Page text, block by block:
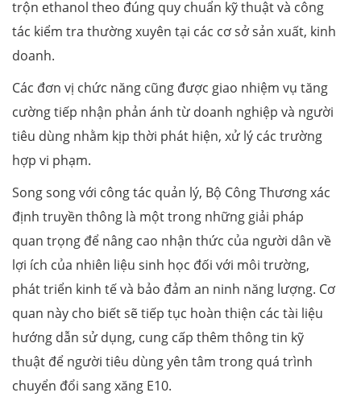
trộn ethanol theo đúng quy chuẩn kỹ thuật và công
tác kiểm tra thường xuyên tại các cơ sở sản xuất, kinh
doanh.
Các đơn vị chức năng cũng được giao nhiệm vụ tăng
cường tiếp nhận phản ánh từ doanh nghiệp và người
tiêu dùng nhằm kịp thời phát hiện, xử lý các trường
hợp vi phạm.
Song song với công tác quản lý, Bộ Công Thương xác
định truyền thông là một trong những giải pháp
quan trọng để nâng cao nhận thức của người dân về
lợi ích của nhiên liệu sinh học đối với môi trường,
phát triển kinh tế và bảo đảm an ninh năng lượng. Cơ
quan này cho biết sẽ tiếp tục hoàn thiện các tài liệu
hướng dẫn sử dụng, cung cấp thêm thông tin kỹ
thuật để người tiêu dùng yên tâm trong quá trình
chuyển đổi sang xăng E10.